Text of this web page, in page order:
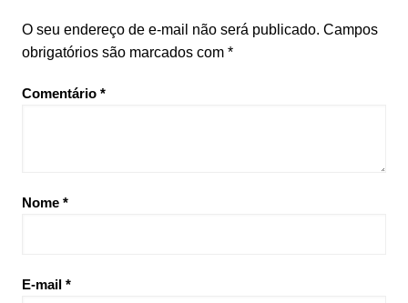
O seu endereço de e-mail não será publicado. Campos
obrigatórios são marcados com *
Comentário *
Nome *
E-mail *